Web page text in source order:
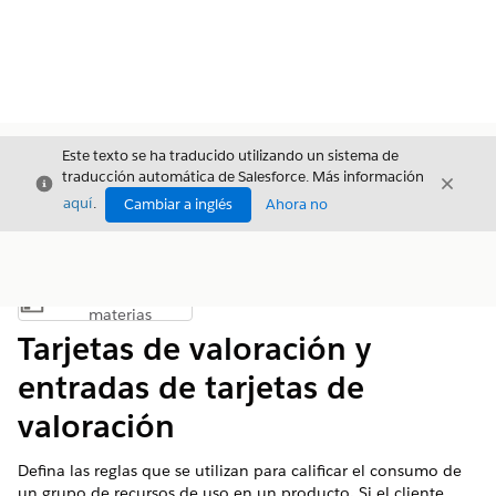
Cerrar
Este texto se ha traducido utilizando un sistema de
traducción automática de Salesforce. Más información
aquí. Cambiar a inglés Ahora no
Cerrar
Mostrar índice de materias
materias
Tarjetas de valoración y
entradas de tarjetas de
valoración
Defina las reglas que se utilizan para calificar el consumo de